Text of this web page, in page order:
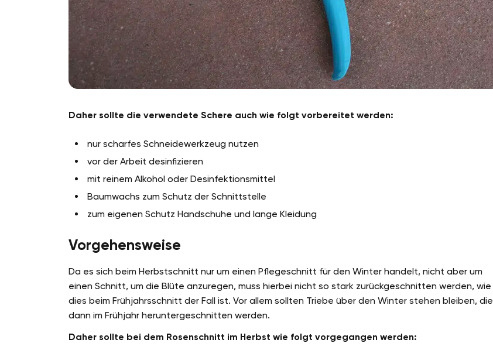
Daher sollte die verwendete Schere auch wie folgt vorbereitet werden:
nur scharfes Schneidewerkzeug nutzen
vor der Arbeit desinfizieren
mit reinem Alkohol oder Desinfektionsmittel
Baumwachs zum Schutz der Schnittstelle
zum eigenen Schutz Handschuhe und lange Kleidung
Vorgehensweise
Da es sich beim Herbstschnitt nur um einen Pflegeschnitt für den Winter handelt, nicht aber um
einen Schnitt, um die Blüte anzuregen, muss hierbei nicht so stark zurückgeschnitten werden, wie
dies beim Frühjahrsschnitt der Fall ist. Vor allem sollten Triebe über den Winter stehen bleiben, die
dann im Frühjahr heruntergeschnitten werden.
Daher sollte bei dem Rosenschnitt im Herbst wie folgt vorgegangen werden: